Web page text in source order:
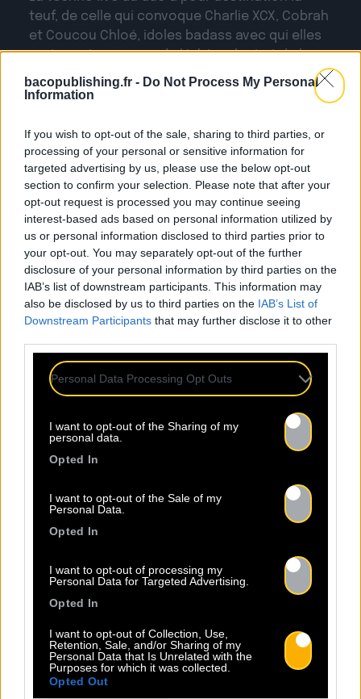
bacopublishing.fr - Do Not Process My Personal
Information
If you wish to opt-out of the sale, sharing to third parties, or
processing of your personal or sensitive information for
targeted advertising by us, please use the below opt-out
section to confirm your selection. Please note that after your
opt-out request is processed you may continue seeing
interest-based ads based on personal information utilized by
us or personal information disclosed to third parties prior to
your opt-out. You may separately opt-out of the further
disclosure of your personal information by third parties on the
IAB’s list of downstream participants. This information may
also be disclosed by us to third parties on the IAB’s List of
Downstream Participants that may further disclose it to other
Personal Data Processing Opt Outs
I want to opt-out of the Sharing of my
personal data.
Opted In
I want to opt-out of the Sale of my
Personal Data.
Opted In
I want to opt-out of processing my
Personal Data for Targeted Advertising.
Opted In
I want to opt-out of Collection, Use,
Retention, Sale, and/or Sharing of my
Personal Data that Is Unrelated with the
Purposes for which it was collected.
Opted Out
teuf, de celle qui convoque Charlie XCX, Cobrah
et Coucou Chloé, idoles badass avec qui elles
partagent un amour du kick insolent et de la
basse sale gosse. Leurs voix mariées aux
synthés ne vous laisseront d’autres choix que
puissante hypnose.
FINDOUR NEWS
09.08
nantaises et Inouïs en vue
l’année à 200 à l’heure. Elles seront
sera avec l’équipe. On s’y croise?
Et comme elles ne font pas les
choses à moitié, on les retrouve
aussi pour les auditions régionales